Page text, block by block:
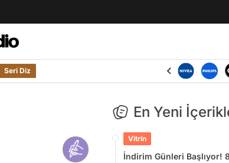
Seri Diz
En Yeni
Vitrin
İndirim Günleri Başlıyor!